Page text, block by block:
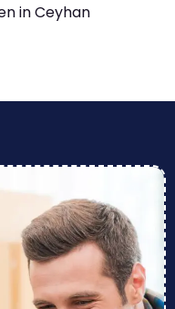
in Ceyhan